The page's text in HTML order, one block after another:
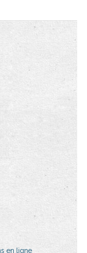
en ligne